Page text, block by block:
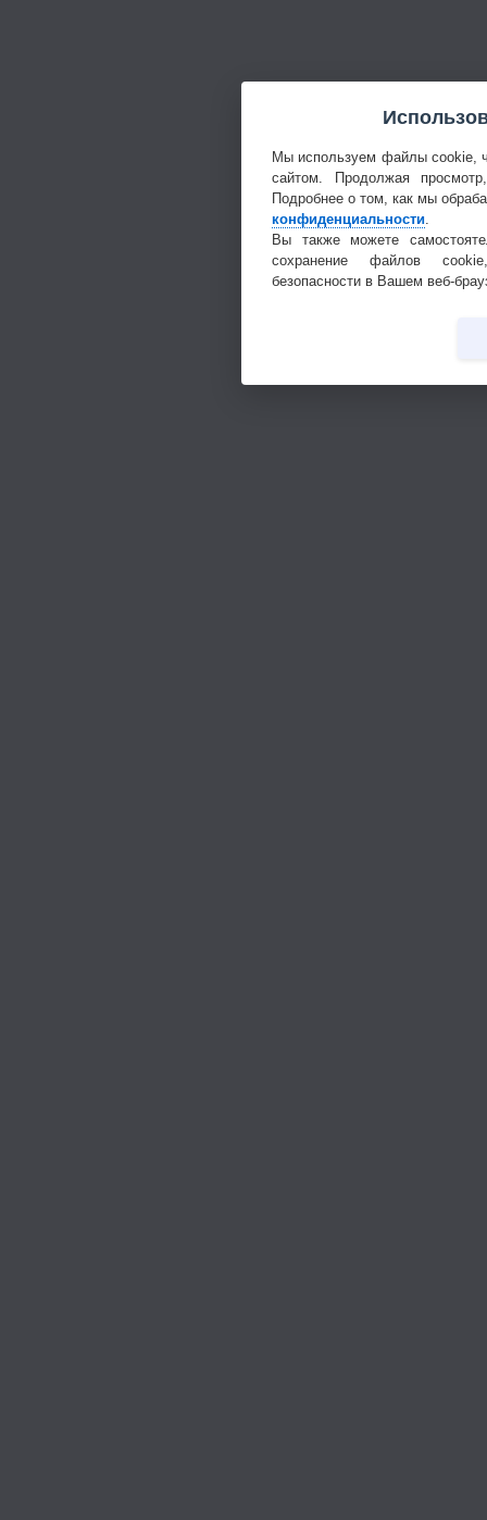
Мы используем файлы cookie,
сайтом. Продолжая
Подробнее о том, как мы
конфиденциальности.
Вы также можете
сохранение файлов
безопасности в Вашем веб-